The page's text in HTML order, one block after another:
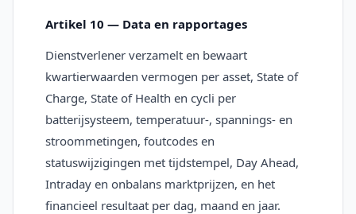
Artikel 10 — Data en rapportages
Dienstverlener verzamelt en bewaart
kwartierwaarden vermogen per asset, State of
Charge, State of Health en cycli per
batterijsysteem, temperatuur-, spannings- en
stroommetingen, foutcodes en
statuswijzigingen met tijdstempel, Day Ahead,
Intraday en onbalans marktprijzen, en het
financieel resultaat per dag, maand en jaar.